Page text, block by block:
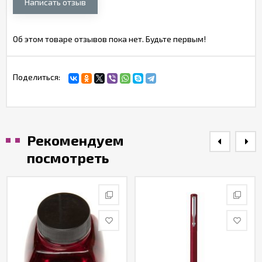
Написать отзыв
Об этом товаре отзывов пока нет. Будьте первым!
Поделиться:
Рекомендуем
посмотреть